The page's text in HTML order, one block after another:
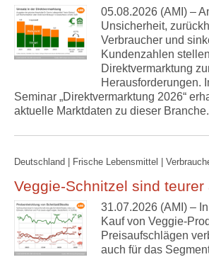
05.08.2026 (AMI) –
Unsicherheit,
Verbraucher und
Kundenzahlen
Direktvermarktung
Herausforderungen.
Seminar „Direktvermarktung 2026“
aktuelle Marktdaten zu dieser Branche.
Deutschland | Frische Lebensmittel |
Veggie-Schnitzel sind teurer
31.07.2026 (AMI) –
Kauf von Veggie-
Preisaufschlägen
auch für das